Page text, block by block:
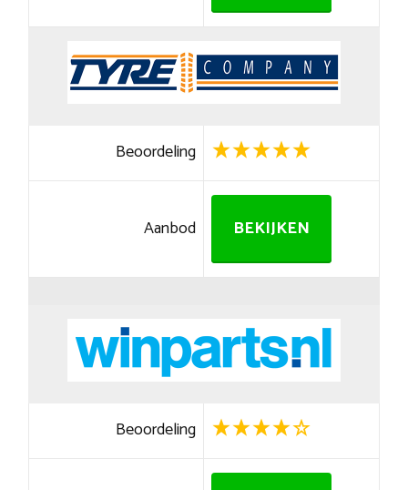
Beoordeling
Aanbod BEKIJKEN
Beoordeling